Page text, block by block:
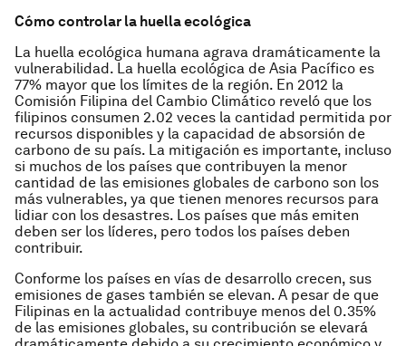
Cómo controlar la huella ecológica
La huella ecológica humana agrava dramáticamente la
vulnerabilidad. La huella ecológica de Asia Pacífico es
77% mayor que los límites de la región. En 2012 la
Comisión Filipina del Cambio Climático reveló que los
filipinos consumen 2.02 veces la cantidad permitida por
recursos disponibles y la capacidad de absorsión de
carbono de su país. La mitigación es importante, incluso
si muchos de los países que contribuyen la menor
cantidad de las emisiones globales de carbono son los
más vulnerables, ya que tienen menores recursos para
lidiar con los desastres. Los países que más emiten
deben ser los líderes, pero todos los países deben
contribuir.
Conforme los países en vías de desarrollo crecen, sus
emisiones de gases también se elevan. A pesar de que
Filipinas en la actualidad contribuye menos del 0.35%
de las emisiones globales, su contribución se elevará